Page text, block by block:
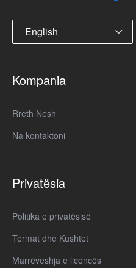
English
Kompania
Rreth Nesh
Na kontaktoni
Privatësia
Politika e privatësisë
Termat dhe Kushtet
Marrëveshja e licencës